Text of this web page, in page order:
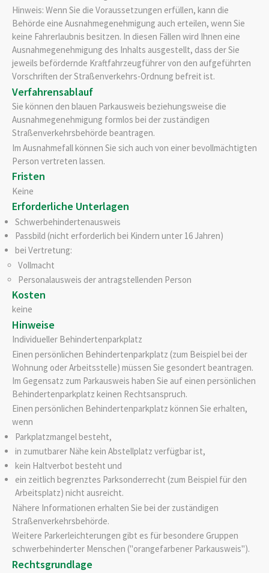
Hinweis: Wenn Sie die Voraussetzungen erfüllen, kann die
Behörde eine Ausnahmegenehmigung auch erteilen, wenn Sie
keine Fahrerlaubnis besitzen. In diesen Fällen wird Ihnen eine
Ausnahmegenehmigung des Inhalts ausgestellt, dass der Sie
jeweils befördernde Kraftfahrzeugführer von den aufgeführten
Vorschriften der Straßenverkehrs-Ordnung befreit ist.
Verfahrensablauf
Sie können den blauen Parkausweis beziehungsweise die
Ausnahmegenehmigung formlos bei der zuständigen
Straßenverkehrsbehörde beantragen.
Im Ausnahmefall können Sie sich auch von einer bevollmächtigten
Person vertreten lassen.
Fristen
Keine
Erforderliche Unterlagen
Schwerbehindertenausweis
Passbild (nicht erforderlich bei Kindern unter 16 Jahren)
bei Vertretung:
Vollmacht
Personalausweis der antragstellenden Person
Kosten
keine
Hinweise
Individueller Behindertenparkplatz
Einen persönlichen Behindertenparkplatz (zum Beispiel bei der
Wohnung oder Arbeitsstelle) müssen Sie gesondert beantragen.
Im Gegensatz zum Parkausweis haben Sie auf einen persönlichen
Behindertenparkplatz keinen Rechtsanspruch.
Einen persönlichen Behindertenparkplatz können Sie erhalten,
wenn
Parkplatzmangel besteht,
in zumutbarer Nähe kein Abstellplatz verfügbar ist,
kein Haltverbot besteht und
ein zeitlich begrenztes Parksonderrecht (zum Beispiel für den
Arbeitsplatz) nicht ausreicht.
Nähere Informationen erhalten Sie bei der zuständigen
Straßenverkehrsbehörde.
Weitere Parkerleichterungen gibt es für besondere Gruppen
schwerbehinderter Menschen ("orangefarbener Parkausweis").
Rechtsgrundlage